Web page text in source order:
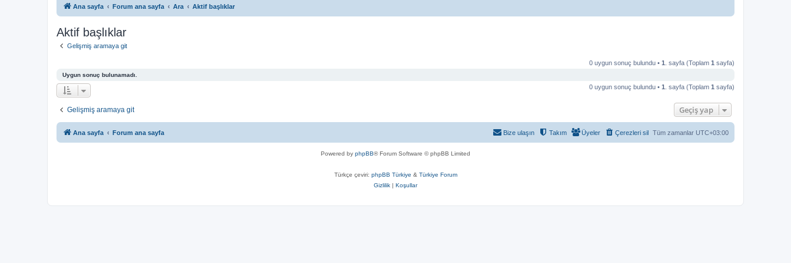
Ana sayfa Forum ana sayfa Ara Aktif başlıklar
Aktif başlıklar
Gelişmiş aramaya git
0 uygun sonuç bulundu • 1 . sayfa (Toplam 1 sayfa)
Uygun sonuç bulunamadı.
0 uygun sonuç bulundu • 1 . sayfa (Toplam 1 sayfa)
Gelişmiş aramaya git Geçiş yap
Ana sayfa Forum ana sayfa Tüm zamanlar UTC+03:00
Çerezleri sil
Üyeler
Takım
Bize ulaşın
Powered by phpBB® Forum Software © phpBB Limited
Türkçe çeviri: phpBB Türkiye & Türkiye Forum
Gizlilik | Koşullar